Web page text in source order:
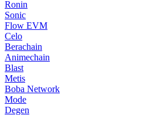
Ronin
Sonic
Flow EVM
Celo
Berachain
Animechain
Blast
Metis
Boba Network
Mode
Degen